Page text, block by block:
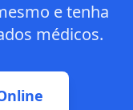
e tenha
médicos.